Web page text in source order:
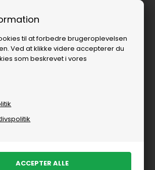
til at forbedre brugeroplevelsen
Ved at klikke videre accepterer du
som beskrevet i vores